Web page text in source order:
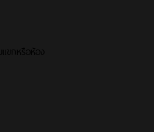
ขกหรือห้อง